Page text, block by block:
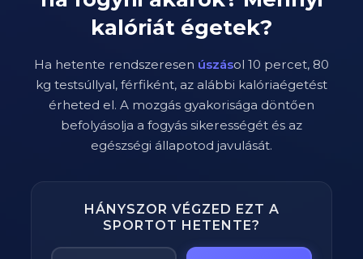
kalóriát égetek?
Ha hetente rendszeresen úszásol 10 percet, 80
kg testsúllyal, férfiként, az alábbi kalóriaégetést
érheted el. A mozgás gyakorisága döntően
befolyásolja a fogyás sikerességét és az
egészségi állapotod javulását.
HÁNYSZOR VÉGZED EZT A
SPORTOT HETENTE?